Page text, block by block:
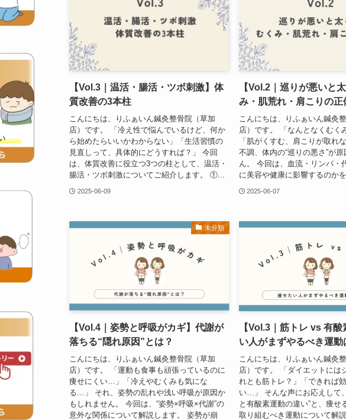
【Vol.3｜温活・腸活・ツボ刺激】体
質改善の3本柱
こんにちは、りふぁいん鍼灸整骨院（草加
店）です。 「冷え性で悩んでいるけど、何か
ら始めたらいいかわからない」「生活習慣の
見直しって、具体的にどうすれば？」 今回
は、体質改善に役立つ3つの柱として、温活・
腸活・ツボ刺激についてご紹介します。 ①...
2025-06-09
【Vol.2｜巡りが悪いと
み・肌荒れ・肩こりの正
こんにちは、りふぁいん鍼灸
店）です。 「なんとなくむく
「肌がくすむ、肩こりが取れ
不調、体内の“巡りの悪さ”が
ん。 今回は、血流・リンパ・
に美容や健康に影響するのかを
2025-06-07
未分類
【Vol.4｜姿勢と呼吸がカギ】代謝が
落ちる“隠れ原因”とは？
こんにちは、りふぁいん鍼灸整骨院（草加
店）です。 「運動も食事も頑張っているのに
痩せにくい…」「冷えやむくみも気にな
る…」 それ、姿勢の乱れや浅い呼吸が原因か
もしれません。 今回は、“姿勢×呼吸×代謝”の
意外な関係について解説します。 姿勢が崩
【Vol.3｜筋トレ vs 有酸
い人がまずやるべき運動
こんにちは、りふぁいん鍼灸
店）です。 「ダイエットには
れとも筋トレ？」「できれば
い…」 そんな声にお応えして
と有酸素運動の違い”と、痩せ
取り組むべき運動について解説